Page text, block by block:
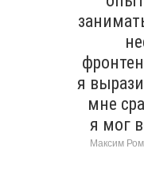
я
мне
я мог
Максим